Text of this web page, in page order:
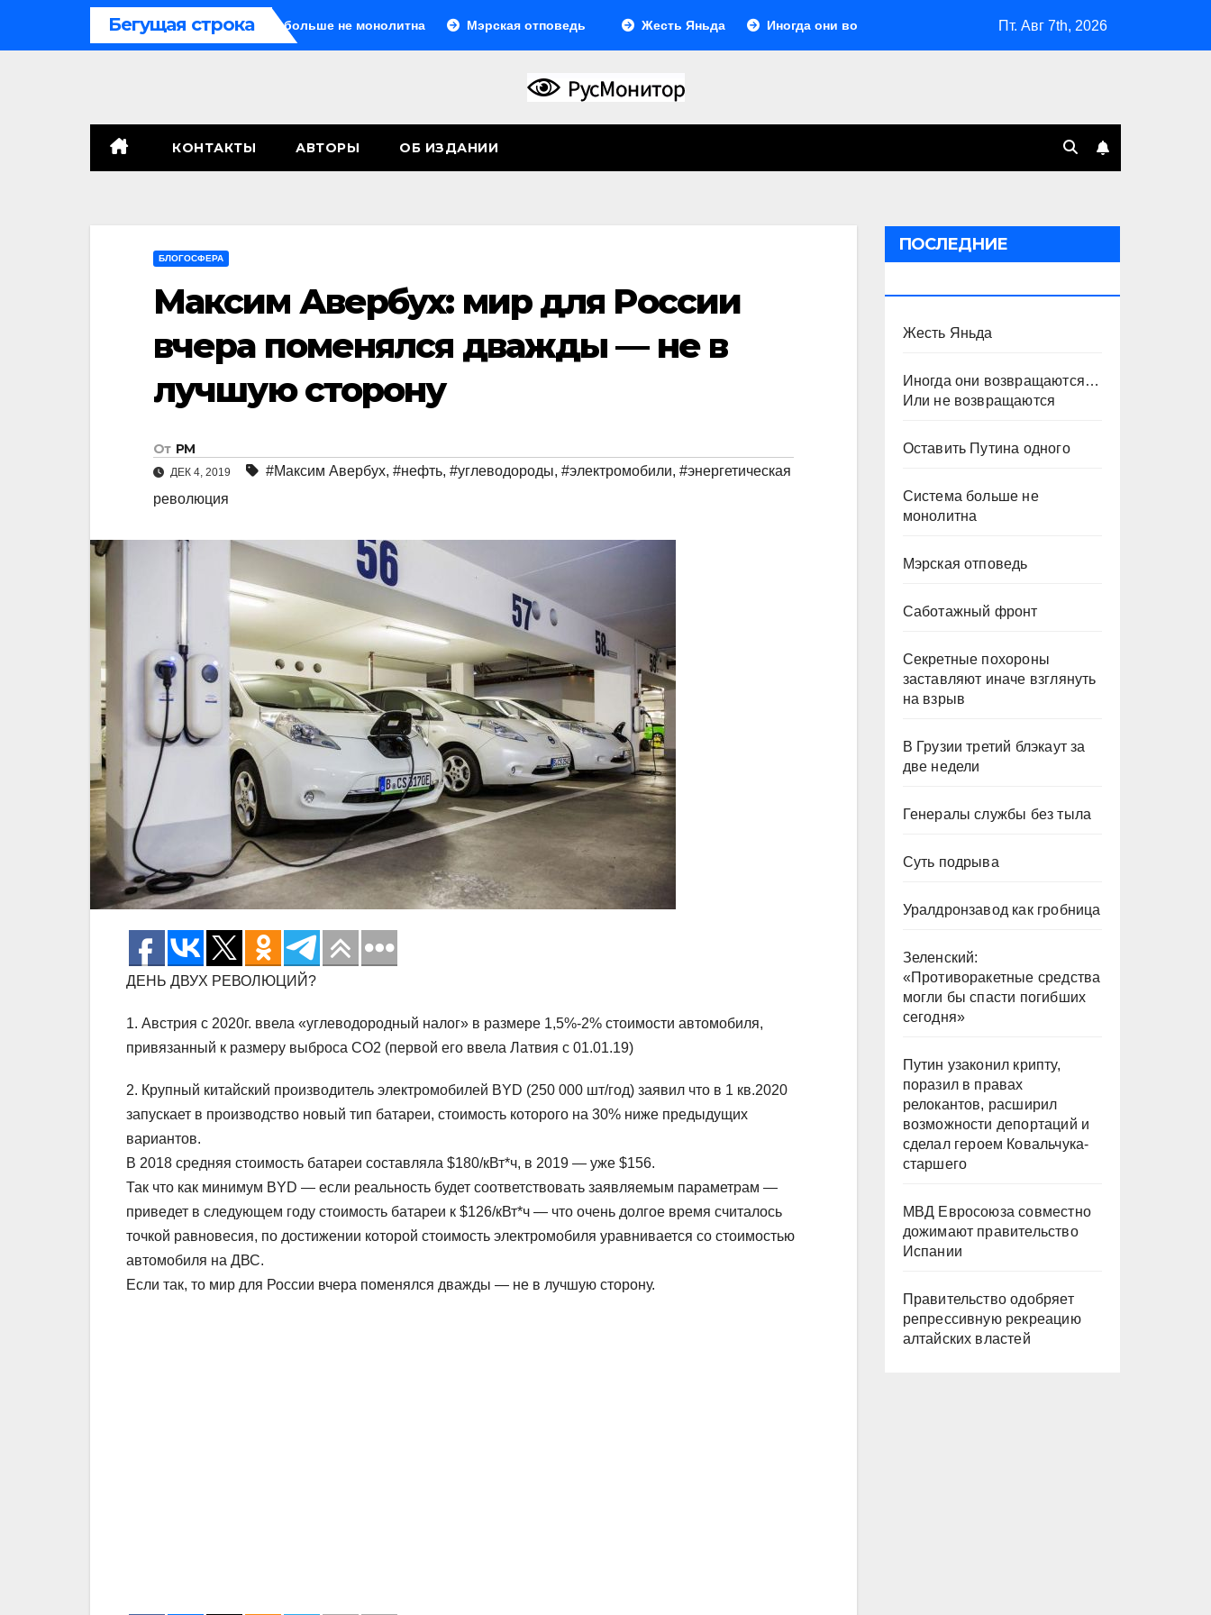
Бегущая строка
Путина одного Система больше не монолитна Мэрская отповедь Жесть Яньда Иногда они возвращаются… Или не возвращаются Оставить Путина
Пт. Авг 7th, 2026
КОНТАКТЫ АВТОРЫ ОБ ИЗДАНИИ
БЛОГОСФЕРА
Максим Авербух: мир для России
вчера поменялся дважды — не в
лучшую сторону
От РМ
ДЕК 4, 2019 #Максим Авербух, #нефть, #углеводороды, #электромобили, #энергетическая
революция
ДЕНЬ ДВУХ РЕВОЛЮЦИЙ?
1. Австрия с 2020г. ввела «углеводородный налог» в размере 1,5%-2% стоимости автомобиля,
привязанный к размеру выброса СО2 (первой его ввела Латвия с 01.01.19)
2. Крупный китайский производитель электромобилей BYD (250 000 шт/год) заявил что в 1 кв.2020
запускает в производство новый тип батареи, стоимость которого на 30% ниже предыдущих
вариантов.
В 2018 средняя стоимость батареи составляла $180/кВт*ч, в 2019 — уже $156.
Так что как минимум BYD — если реальность будет соответствовать заявляемым параметрам —
приведет в следующем году стоимость батареи к $126/кВт*ч — что очень долгое время считалось
точкой равновесия, по достижении которой стоимость электромобиля уравнивается со стоимостью
автомобиля на ДВС.
Если так, то мир для России вчера поменялся дважды — не в лучшую сторону.
ПОСЛЕДНИЕ
Жесть Яньда
Иногда они возвращаются…
Или не возвращаются
Оставить Путина одного
Система больше не
монолитна
Мэрская отповедь
Саботажный фронт
Секретные похороны
заставляют иначе взглянуть
на взрыв
В Грузии третий блэкаут за
две недели
Генералы службы без тыла
Суть подрыва
Уралдронзавод как гробница
Зеленский:
«Противоракетные средства
могли бы спасти погибших
сегодня»
Путин узаконил крипту,
поразил в правах
релокантов, расширил
возможности депортаций и
сделал героем Ковальчука-
старшего
МВД Евросоюза совместно
дожимают правительство
Испании
Правительство одобряет
репрессивную рекреацию
алтайских властей